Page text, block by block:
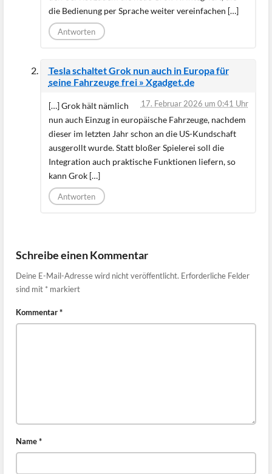
die Bedienung per Sprache weiter vereinfachen […]
Antworten
Tesla schaltet Grok nun auch in Europa für
seine Fahrzeuge frei » Xgadget.de
17. Februar 2026 um 0:41 Uhr
[…] Grok hält nämlich
nun auch Einzug in europäische Fahrzeuge, nachdem
dieser im letzten Jahr schon an die US-Kundschaft
ausgerollt wurde. Statt bloßer Spielerei soll die
Integration auch praktische Funktionen liefern, so
kann Grok […]
Antworten
Schreibe einen Kommentar
Deine E-Mail-Adresse wird nicht veröffentlicht. Erforderliche Felder
sind mit * markiert
Kommentar*
Name*